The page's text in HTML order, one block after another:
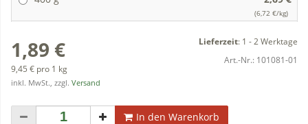
(6,72 €/kg)
1,89 €
9,45 € pro 1 kg
inkl. MwSt., zzgl. Versand
Lieferzeit: 1 - 2 Werktage
Art.-Nr.: 101081-01
In den Warenkorb